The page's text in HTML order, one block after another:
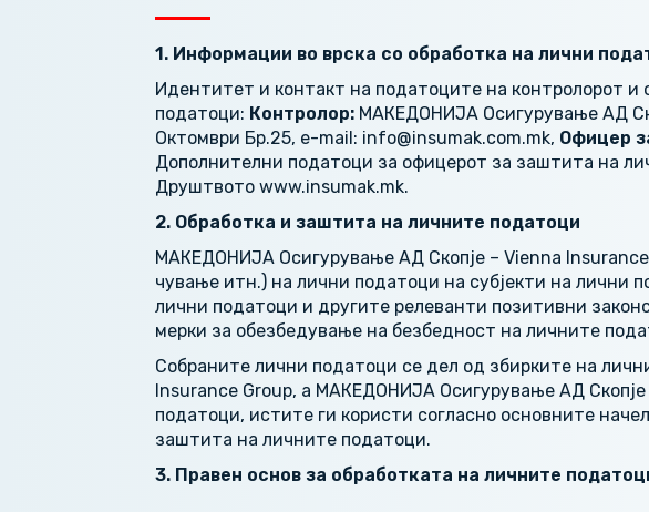
1. Информации во врска со обработка на лични
Идентитет и контакт на податоците на контролорот
податоци: Контролор:МАКЕДОНИЈА Осигурување АД
Октомври Бр.25, e-mail: info@insumak.com.mk, Офицер
Дополнителни податоци за офицерот за заштита на
Друштвото www.insumak.mk.
2. Обработка и заштита на личните податоци
МАКЕДОНИЈА Осигурување АД Скопје – Vienna
чување итн.) на лични податоци на субјекти на лични
лични податоци и другите релеванти позитивни
мерки за обезбедување на безбедност на личните
Собраните лични податоци се дел од збирките на
Insurance Group, а МАКЕДОНИЈА Осигурување АД Скопје
податоци, истите ги користи согласно основните
заштита на личните податоци.
3. Правен основ за обработката на личните